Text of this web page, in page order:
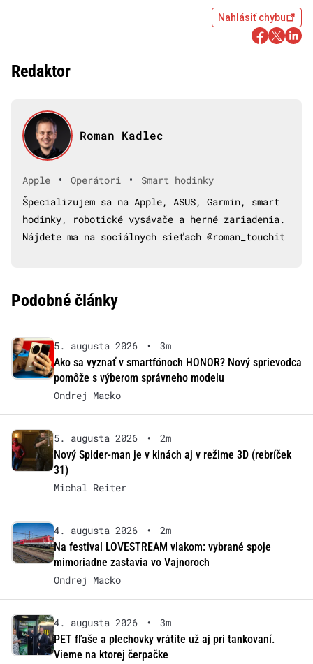
Nahlásiť chybu
Redaktor
Roman Kadlec
Apple • Operátori •
Smart hodinky
Špecializujem sa na Apple, ASUS, Garmin, smart
hodinky, robotické vysávače a herné zariadenia.
Nájdete ma na sociálnych sieťach @roman_touchit
Podobné články
5. augusta 2026 •
3m
Ako sa vyznať v smartfónoch HONOR? Nový sprievodca
pomôže s výberom správneho modelu
Ondrej Macko
5. augusta 2026 •
2m
Nový Spider-man je v kinách aj v režime 3D (rebríček
31)
Michal Reiter
4. augusta 2026 •
2m
Na festival LOVESTREAM vlakom: vybrané spoje
mimoriadne zastavia vo Vajnoroch
Ondrej Macko
4. augusta 2026 •
3m
PET fľaše a plechovky vrátite už aj pri tankovaní.
Vieme na ktorej čerpačke